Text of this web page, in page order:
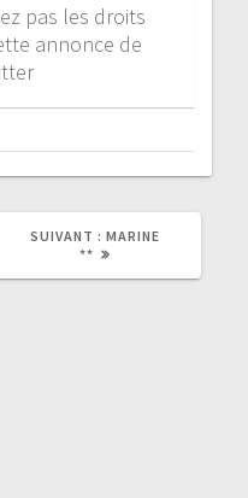
pas les droits
annonce de
SUIVANT : MARINE
**